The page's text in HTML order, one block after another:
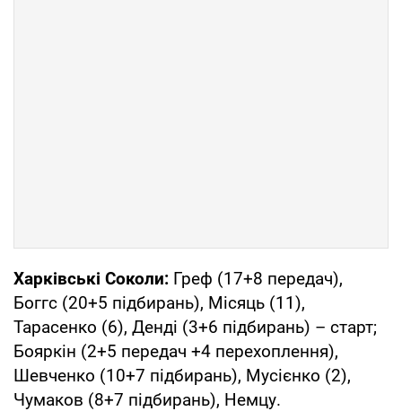
Харківські Соколи: Греф (17+8 передач),
Боггс (20+5 підбирань), Місяць (11),
Тарасенко (6), Денді (3+6 підбирань) – старт;
Бояркін (2+5 передач +4 перехоплення),
Шевченко (10+7 підбирань), Мусієнко (2),
Чумаков (8+7 підбирань), Немцу.